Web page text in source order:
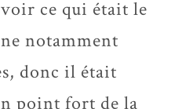
ce qui était le
notamment
donc il était
point fort de la